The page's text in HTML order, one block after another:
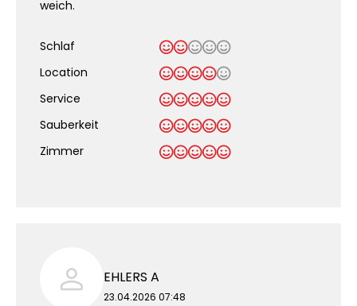
weich.
Schlaf
Location
Service
Sauberkeit
Zimmer
EHLERS A
23.04.2026 07:48